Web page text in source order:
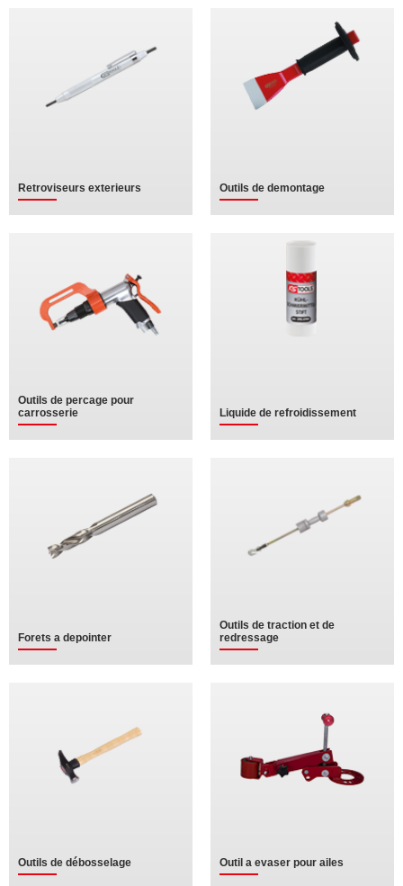
Retroviseurs exterieurs Outils de demontage
Outils de percage pour
carrosserie
Liquide de refroidissement
Forets a depointer
Outils de traction et de
redressage
Outils de débosselage Outil a evaser pour ailes